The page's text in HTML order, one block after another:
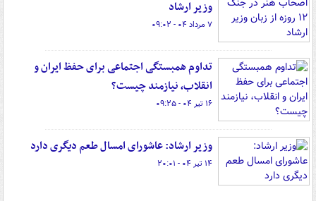
وزیر ارشاد
۷ مرداد ۰۴ - ۰۹:۰۲
تداوم همبستگی اجتماعی برای حفظ ایران و
انقلاب، نیازمند چیست؟
۱۶ تیر ۰۴ - ۰۹:۲۵
وزیر ارشاد: عاشورای امسال طعم دیگری دارد
۱۴ تیر ۰۴ - ۲۰:۰۱